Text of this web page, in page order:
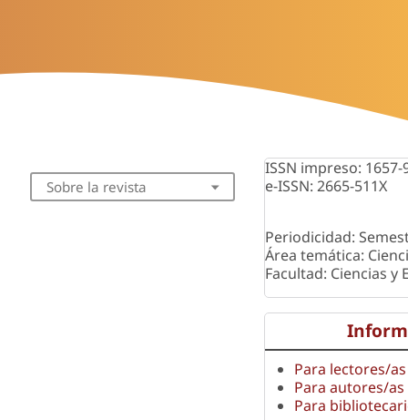
Sobre la revista
ISSN impreso: 1657-
e-ISSN: 2665-511X
Periodicidad:
Área temática:
Facultad: Ciencias y
Para lectores/as
Para autores/as
Para